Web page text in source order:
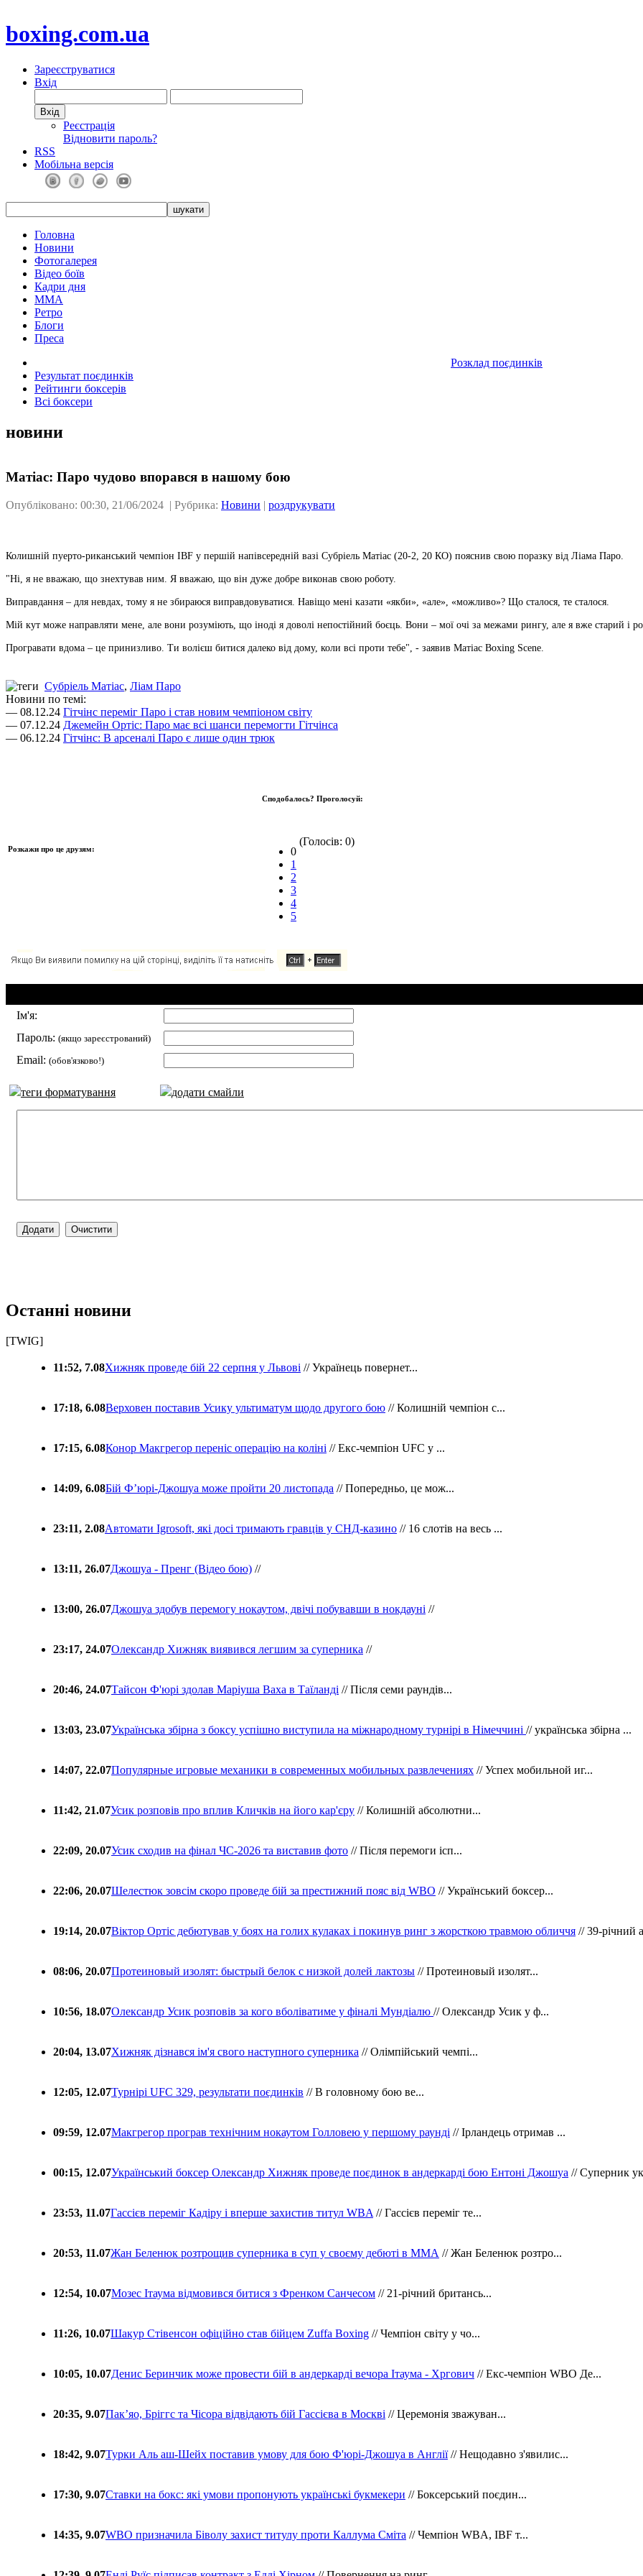
boxing.com.ua
Зареєструватися
Вхід
Реєстрація
Відновити пароль?
RSS
Мобільна версія
Головна
Новини
Фотогалерея
Відео боїв
Кадри дня
ММА
Ретро
Блоги
Преса
Розклад поєдинків
Результат поєдинків
Рейтинги боксерів
Всі боксери
новини
Матіас: Паро чудово впорався в нашому бою
Опубліковано: 00:30, 21/06/2024 | Рубрика: Новини | роздрукувати
Колишній пуерто-риканський чемпіон IBF у першій напівсередній вазі Субріель Матіас (20-2, 20 КО) пояснив свою поразку від Ліама Паро.
"Ні, я не вважаю, що знехтував ним. Я вважаю, що він дуже добре виконав свою роботу.
Виправдання – для невдах, тому я не збираюся виправдовуватися. Навіщо мені казати «якби», «але», «можливо»? Що сталося, те сталося.
Мій кут може направляти мене, але вони розуміють, що іноді я доволі непостійний боєць. Вони – мої очі за межами рингу, але я вже старий
Програвати вдома – це принизливо. Ти волієш битися далеко від дому, коли всі проти тебе", - заявив Матіас Boxing Scene.
Субріель Матіас, Ліам Паро
Новини по темі:
— 08.12.24 Гітчінс переміг Паро і став новим чемпіоном світу
— 07.12.24 Джемейн Ортіс: Паро має всі шанси перемогти Гітчінса
— 06.12.24 Гітчінс: В арсеналі Паро є лише один трюк
Розкажи про це друзям:
Сподобалось? Проголосуй:
0
1
2
3
4
5
(Голосів: 0)
Ім'я:
Пароль: (якщо зареєстрований)
Email: (обов'язково!)
теги форматування додати смайли
Останні новини
[TWIG]
11:52, 7.08Хижняк проведе бій 22 серпня у Львові // Українець повернет...
17:18, 6.08Верховен поставив Усику ультиматум щодо другого бою // Колишній чемпіон с...
17:15, 6.08Конор Макгрегор переніс операцію на коліні // Екс-чемпіон UFC у ...
14:09, 6.08Бій Ф’юрі-Джошуа може пройти 20 листопада // Попередньо, це мож...
23:11, 2.08Автомати Igrosoft, які досі тримають гравців у СНД-казино // 16 слотів на весь ...
13:11, 26.07Джошуа - Пренг (Відео бою) //
13:00, 26.07Джошуа здобув перемогу нокаутом, двічі побувавши в нокдауні //
23:17, 24.07Олександр Хижняк виявився легшим за суперника //
20:46, 24.07Тайсон Ф'юрі здолав Маріуша Ваха в Таїланді // Після семи раундів...
13:03, 23.07Українська збірна з боксу успішно виступила на міжнародному турнірі в Німеччині // українська збірна ...
14:07, 22.07Популярные игровые механики в современных мобильных развлечениях // Успех мобильной иг...
11:42, 21.07Усик розповів про вплив Кличків на його кар'єру // Колишній абсолютни...
22:09, 20.07Усик сходив на фінал ЧС-2026 та виставив фото // Після перемоги ісп...
22:06, 20.07Шелестюк зовсім скоро проведе бій за престижний пояс від WBO // Український боксер...
19:14, 20.07Віктор Ортіс дебютував у боях на голих кулаках і покинув ринг з жорсткою травмою обличчя // 39-річний
08:06, 20.07Протеиновый изолят: быстрый белок с низкой долей лактозы // Протеиновый изолят...
10:56, 18.07Олександр Усик розповів за кого вболіватиме у фіналі Мундіалю // Олександр Усик у ф...
20:04, 13.07Хижняк дізнався ім'я свого наступного суперника // Олімпійський чемпі...
12:05, 12.07Турнірі UFC 329, результати поєдинків // В головному бою ве...
09:59, 12.07Макгрегор програв технічним нокаутом Голловею у першому раунді // Ірландець отримав ...
00:15, 12.07Український боксер Олександр Хижняк проведе поєдинок в андеркарді бою Ентоні Джошуа // Суперник
23:53, 11.07Гассієв переміг Кадіру і вперше захистив титул WBA // Гассієв переміг те...
20:53, 11.07Жан Беленюк розтрощив суперника в суп у своєму дебюті в ММА // Жан Беленюк розтро...
12:54, 10.07Мозес Ітаума відмовився битися з Френком Санчесом // 21-річний британсь...
11:26, 10.07Шакур Стівенсон офіційно став бійцем Zuffa Boxing // Чемпіон світу у чо...
10:05, 10.07Денис Беринчик може провести бій в андеркарді вечора Ітаума - Хргович // Екс-чемпіон WBO Де...
20:35, 9.07Пакʼяо, Бріггс та Чісора відвідають бій Гассієва в Москві // Церемонія зважуван...
18:42, 9.07Турки Аль аш-Шейх поставив умову для бою Ф'юрі-Джошуа в Англії// Нещодавно з'явилис...
17:30, 9.07Ставки на бокс: які умови пропонують українські букмекери // Боксерський поєдин...
14:35, 9.07WBO призначила Біволу захист титулу проти Каллума Сміта // Чемпіон WBA, IBF т...